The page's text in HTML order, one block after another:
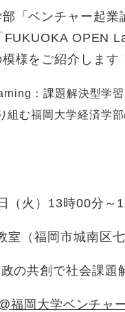
「ベンチャー起
OPEN
様をご紹介します
：課題解決型学
組む福岡大学経済学
（火）13時00分～
（福岡市城南区七
共創で社会課題
福岡大学ベンチ